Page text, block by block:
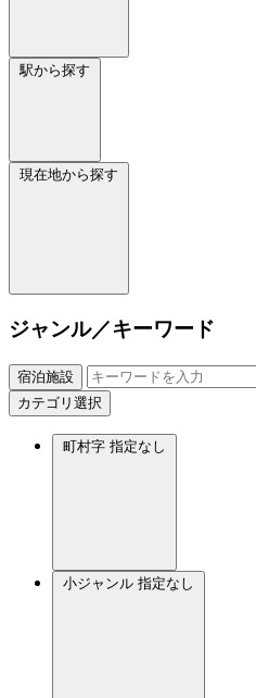
駅から探す
現在地から探す
ジャンル／キーワード
宿泊施設
カテゴリ選択
町村字 指定なし
小ジャンル 指定なし